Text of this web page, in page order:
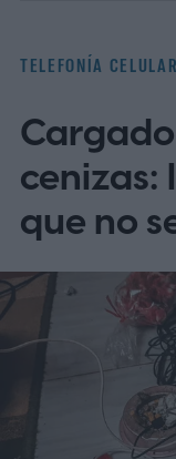
TELEFONÍA CELULAR
que no